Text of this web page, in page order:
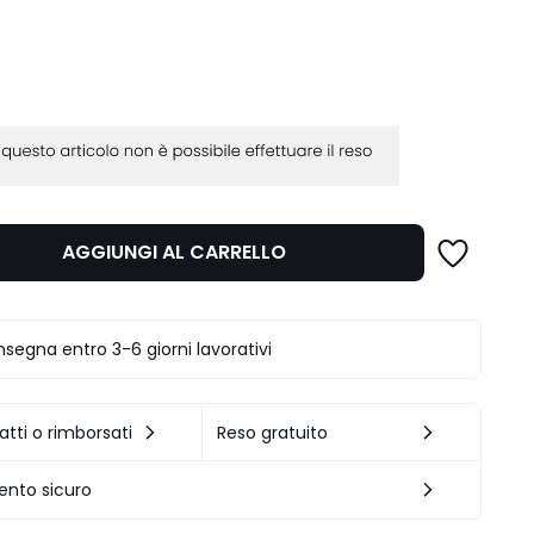
AGGIUNGI AL CARRELLO
entro 3-6 giorni lavorativi
o rimborsati Reso gratuito
sicuro